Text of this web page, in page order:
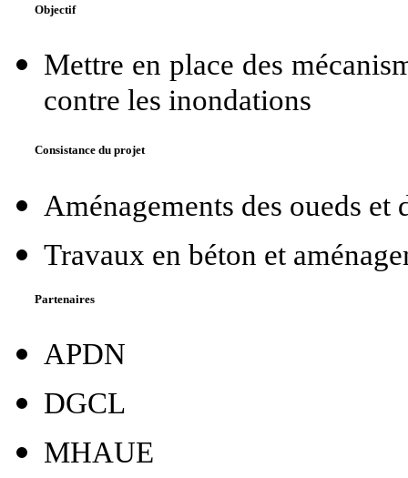
Objectif
Mettre en place des
contre les inondations
Consistance du projet
Aménagements des oueds et
Travaux en béton et
Partenaires
APDN
DGCL
MHAUE